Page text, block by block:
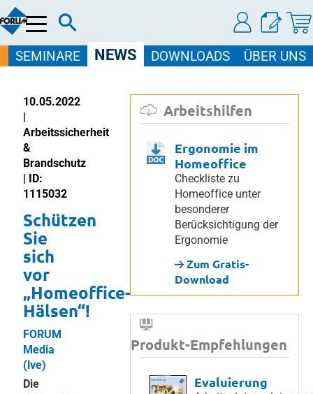
Menü
SEMINARE NEWS DOWNLOADS ÜBER UNS
10.05.2022
|
Arbeitssicherheit
&
Brandschutz
| ID:
1115032
Schützen
Sie
sich
vor
„Homeoffice-
Hälsen“!
FORUM
Media
(lve)
Die
Arbeitshilfen
Ergonomie im
Homeoffice
Checkliste zu
Homeoffice unter
besonderer
Berücksichtigung der
Ergonomie
Zum Gratis-
Download
Produkt-Empfehlungen
Evaluierung